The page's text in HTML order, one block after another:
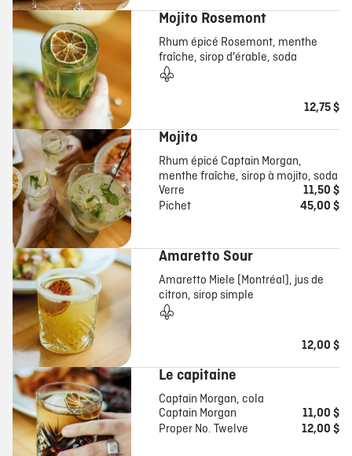
Mojito Rosemont
Rhum épicé Rosemont, menthe
fraîche, sirop d'érable, soda
12,75 $
Mojito
Rhum épicé Captain Morgan,
menthe fraîche, sirop à mojito, soda
Verre
11,50 $
Pichet
45,00 $
Amaretto Sour
Amaretto Miele (Montréal), jus de
citron, sirop simple
12,00 $
Le capitaine
Captain Morgan, cola
Captain Morgan
11,00 $
Proper No. Twelve
12,00 $